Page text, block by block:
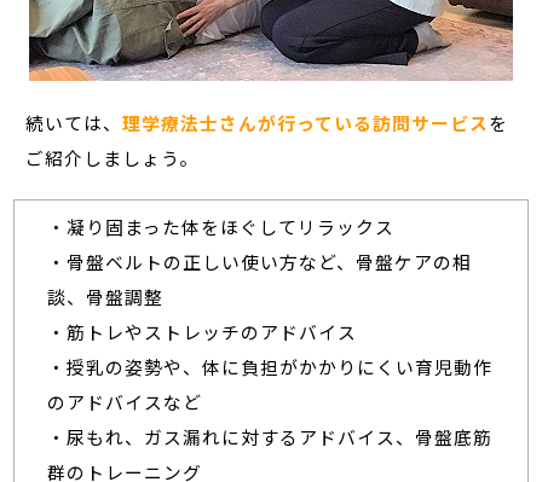
続いては、理学療法士さんが行っている訪問サービスを
ご紹介しましょう。
・凝り固まった体をほぐしてリラックス
・骨盤ベルトの正しい使い方など、骨盤ケアの相
談、骨盤調整
・筋トレやストレッチのアドバイス
・授乳の姿勢や、体に負担がかかりにくい育児動作
のアドバイスなど
・尿もれ、ガス漏れに対するアドバイス、骨盤底筋
群のトレーニング